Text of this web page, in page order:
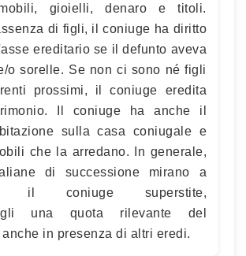
gioielli, denaro e titoli.
di figli, il coniuge ha diritto
ereditario se il defunto aveva
o sorelle. Se non ci sono né figli
prossimi, il coniuge eredita
Il coniuge ha anche il
sulla casa coniugale e
che la arredano. In generale,
di successione mirano a
il coniuge superstite,
una quota rilevante del
in presenza di altri eredi.